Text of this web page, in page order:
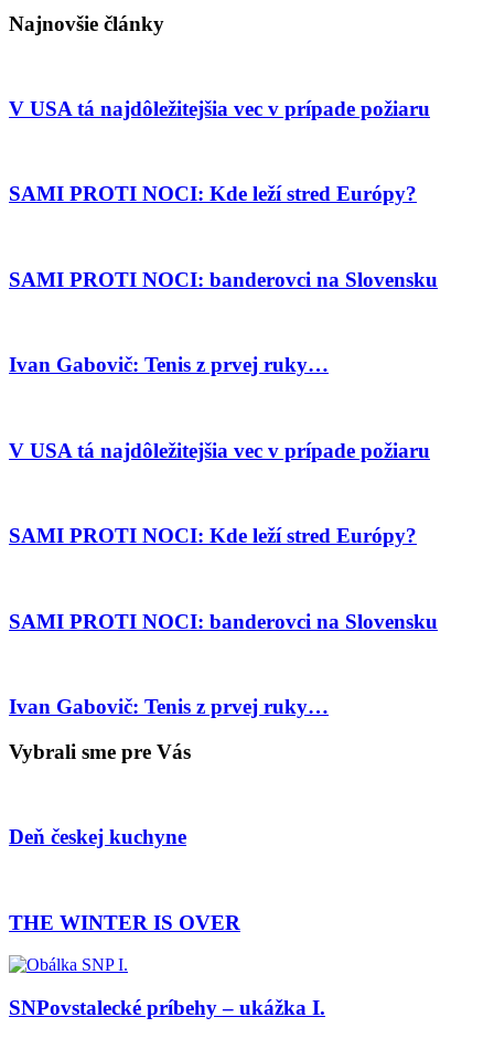
Najnovšie články
V USA tá najdôležitejšia vec v prípade požiaru
SAMI PROTI NOCI: Kde leží stred Európy?
SAMI PROTI NOCI: banderovci na Slovensku
Ivan Gabovič: Tenis z prvej ruky…
V USA tá najdôležitejšia vec v prípade požiaru
SAMI PROTI NOCI: Kde leží stred Európy?
SAMI PROTI NOCI: banderovci na Slovensku
Ivan Gabovič: Tenis z prvej ruky…
Vybrali sme pre Vás
Deň českej kuchyne
THE WINTER IS OVER
SNPovstalecké príbehy – ukážka I.